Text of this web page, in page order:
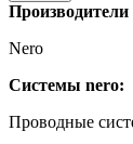
Nero
Системы nero:
Проводные